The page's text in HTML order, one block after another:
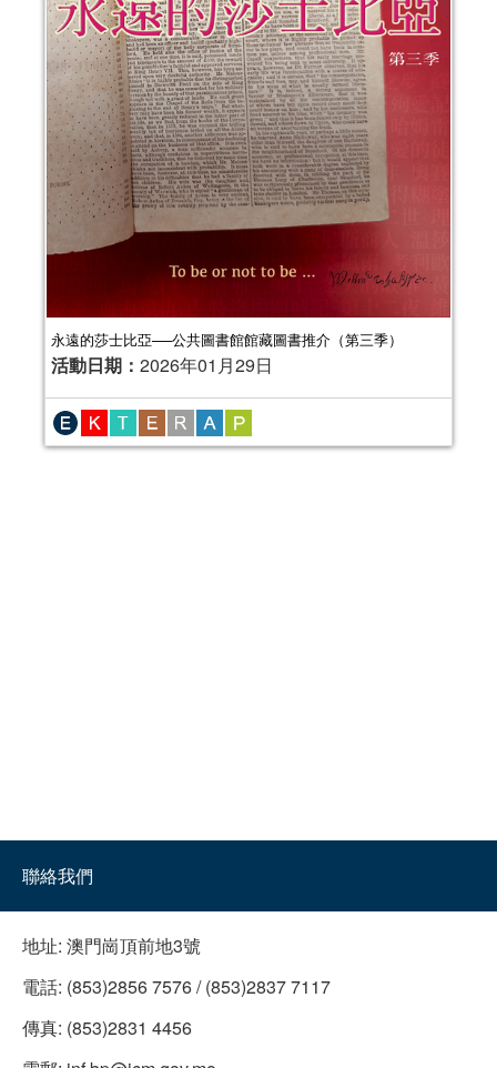
永遠的莎士比亞──公共圖書館館藏圖書推介（第三季）
活動日期： 2026年01月29日
聯絡我們
地址: 澳門崗頂前地3號
電話: (853)2856 7576 / (853)2837 7117
傳真: (853)2831 4456